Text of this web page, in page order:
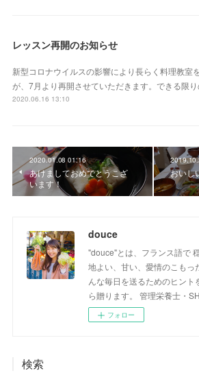
レッスン再開のお知らせ
新型コロナウイルスの影響により長らく料理教室
が、7月より再開させていただきます。できる限
2020.06.16 13:10
2020.01.08 01:16
あけましておめでとうこざ
います！
おいし
douce
"douce"とは、フランス語で
地よい、甘い、愛情のこもっ
んな毎日を送るためのヒント
ら贈ります。 管理栄養士・
フォロー
検索